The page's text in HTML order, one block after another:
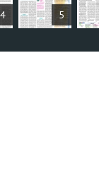
4 5